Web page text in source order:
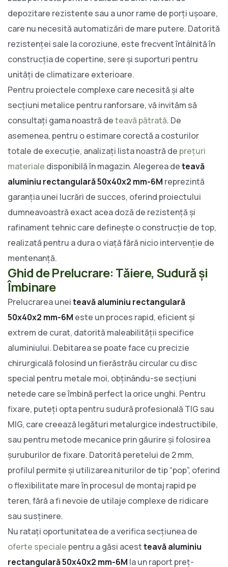
depozitare rezistente sau a unor rame de porți ușoare,
care nu necesită automatizări de mare putere. Datorită
rezistenței sale la coroziune, este frecvent întâlnită în
construcția de copertine, sere și suporturi pentru
unități de climatizare exterioare.
Pentru proiectele complexe care necesită și alte
secțiuni metalice pentru ranforsare, vă invităm să
consultați gama noastră deteavă pătrată. De
asemenea, pentru o estimare corectă a costurilor
totale de execuție, analizați lista noastră de prețuri
materiale disponibilă în magazin. Alegerea deteavă
aluminiu rectangulară 50x40x2 mm-6M reprezintă
garanția unei lucrări de succes, oferind proiectului
dumneavoastră exact acea doză de rezistență și
rafinament tehnic care definește o construcție de top,
realizată pentru a dura o viață fără nicio intervenție de
mentenanță.
Ghid de Prelucrare: Tăiere, Sudură și
Îmbinare
Prelucrarea uneiteavă aluminiu rectangulară
50x40x2 mm-6M este un proces rapid, eficient și
extrem de curat, datorită maleabilității specifice
aluminiului. Debitarea se poate face cu precizie
chirurgicală folosind un fierăstrău circular cu disc
special pentru metale moi, obținându-se secțiuni
netede care se îmbină perfect la orice unghi. Pentru
fixare, puteți opta pentru sudură profesională TIG sau
MIG, care creează legături metalurgice indestructibile,
sau pentru metode mecanice prin găurire și folosirea
șuruburilor de fixare. Datorită peretelui de 2 mm,
profilul permite și utilizarea niturilor de tip “pop”, oferind
o flexibilitate mare în procesul de montaj rapid pe
teren, fără a fi nevoie de utilaje complexe de ridicare
sau susținere.
Nu ratați oportunitatea de a verifica secțiunea de
oferte speciale pentru a găsi acestteavă aluminiu
rectangulară 50x40x2 mm-6M la un raport preț-